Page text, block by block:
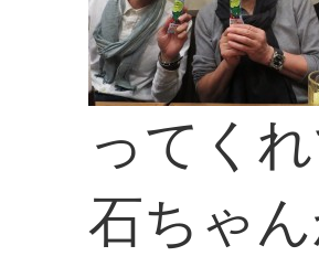
ってく
石ちゃ